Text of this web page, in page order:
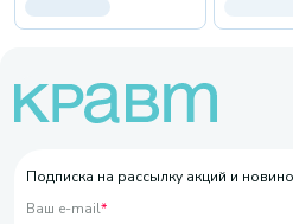
Подписка на рассылку акций и
Ваш e-mail*